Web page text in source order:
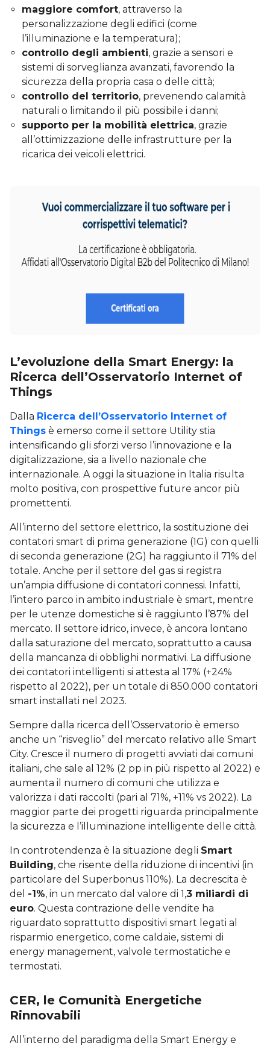
maggiore comfort, attraverso la
personalizzazione degli edifici (come
l’illuminazione e la temperatura);
controllo degli ambienti, grazie a sensori e
sistemi di sorveglianza avanzati, favorendo la
sicurezza della propria casa o delle città;
controllo del territorio, prevenendo calamità
naturali o limitando il più possibile i danni;
supporto per la mobilità elettrica, grazie
all’ottimizzazione delle infrastrutture per la
ricarica dei veicoli elettrici.
L’evoluzione della Smart Energy: la
Ricerca dell’Osservatorio Internet of
Things
Dalla Ricerca dell’Osservatorio Internet of
Things è emerso come il settore Utility stia
intensificando gli sforzi verso l’innovazione e la
digitalizzazione, sia a livello nazionale che
internazionale. A oggi la situazione in Italia risulta
molto positiva, con prospettive future ancor più
promettenti.
All’interno del settore elettrico, la sostituzione dei
contatori smart di prima generazione (1G) con quelli
di seconda generazione (2G) ha raggiunto il 71% del
totale. Anche per il settore del gas si registra
un’ampia diffusione di contatori connessi. Infatti,
l’intero parco in ambito industriale è smart, mentre
per le utenze domestiche si è raggiunto l’87% del
mercato. Il settore idrico, invece, è ancora lontano
dalla saturazione del mercato, soprattutto a causa
della mancanza di obblighi normativi. La diffusione
dei contatori intelligenti si attesta al 17% (+24%
rispetto al 2022), per un totale di 850.000 contatori
smart installati nel 2023.
Sempre dalla ricerca dell’Osservatorio è emerso
anche un “risveglio” del mercato relativo alle Smart
City. Cresce il numero di progetti avviati dai comuni
italiani, che sale al 12% (2 pp in più rispetto al 2022) e
aumenta il numero di comuni che utilizza e
valorizza i dati raccolti (pari al 71%, +11% vs 2022). La
maggior parte dei progetti riguarda principalmente
la sicurezza e l’illuminazione intelligente delle città.
In controtendenza è la situazione degli Smart
Building, che risente della riduzione di incentivi (in
particolare del Superbonus 110%). La decrescita è
del -1%, in un mercato dal valore di 1,3 miliardi di
euro. Questa contrazione delle vendite ha
riguardato soprattutto dispositivi smart legati al
risparmio energetico, come caldaie, sistemi di
energy management, valvole termostatiche e
termostati.
CER, le Comunità Energetiche
Rinnovabili
All’interno del paradigma della Smart Energy e